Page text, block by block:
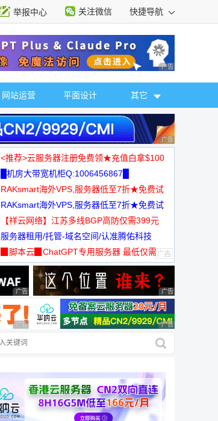
举报中心 关注微信 快捷导航
广告 商业广告，理
网站运营 平面设计 其它
广告 商业广告，理
<推荐>云服务器注册免费领★充值白拿$100
█机房大带宽机柜Q:1006456867█
RAKsmart海外VPS,服务器低至7折★免费试
用★
RAKsmart海外VPS,服务器低至7折★免费试
用★
【祥云网络】江苏多线BGP高防仅需399元
服务器租用/托管-域名空间/认准腾佑科技
▉脚本云▉ChatGPT专用服务器 最低仅需
19元/月
广告 商业广告，理性选择 广告 商业广告，理
广告 商业广告，理性选择 广告 商业广告，理